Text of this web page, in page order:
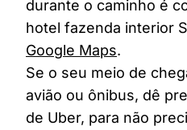
durante o caminho é
hotel fazenda interior
Google Maps.
Se o seu meio de
avião ou ônibus, dê
de Uber, para não